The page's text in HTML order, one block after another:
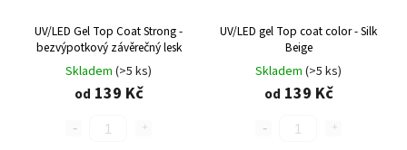
UV/LED Gel Top Coat Strong -
bezvýpotkový závěrečný lesk
Skladem (>5 ks)
od 139 Kč
UV/LED gel Top coat color - Silk
Beige
Skladem (>5 ks)
od 139 Kč